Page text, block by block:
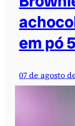
em pó
07 de agosto